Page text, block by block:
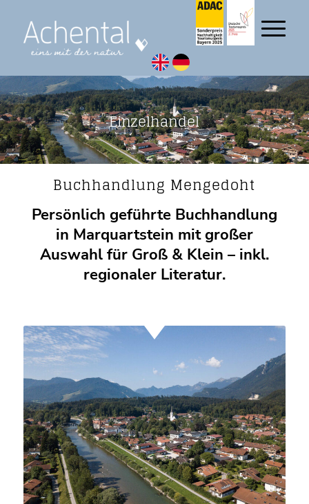
Einzelhandel
Buchhandlung Mengedoht
Persönlich geführte Buchhandlung
in Marquartstein mit großer
Auswahl für Groß & Klein – inkl.
regionaler Literatur.